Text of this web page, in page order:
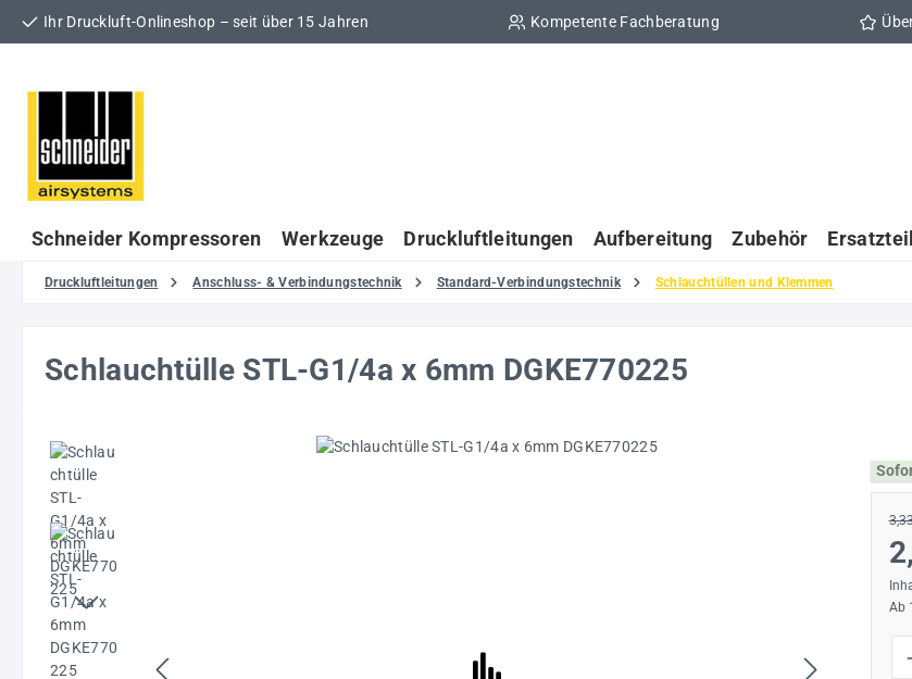
Hauptinhalt springen
Zur Suche springen
Zur Hauptnavigation springen
Ihr Druckluft-Onlineshop – seit über 15 Jahren Kompetente Fachberatung
Schneider Kompressoren Werkzeuge Druckluftleitungen Aufbereitung Zubehör
Druckluftleitungen Anschluss- & Verbindungstechnik Standard-Verbindungstechnik Schlauchtüllen und Klemmen
Schlauchtülle STL-G1/4a x 6mm DGKE770225
Bildergalerie überspringen
Ab